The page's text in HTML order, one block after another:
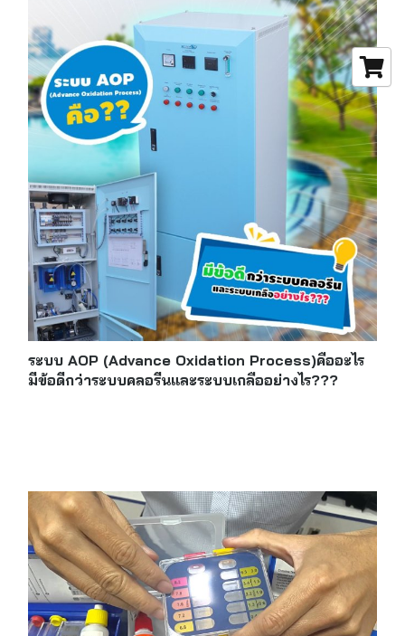
ระบบ AOP (Advance Oxidation Process)คืออะไร
มีข้อดีกว่าระบบคลอรีนและระบบเกลืออย่างไร???